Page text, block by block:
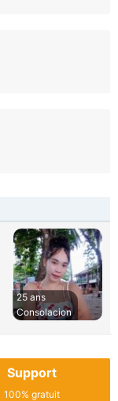
25 ans
Consolacion
Support
100% gratuit